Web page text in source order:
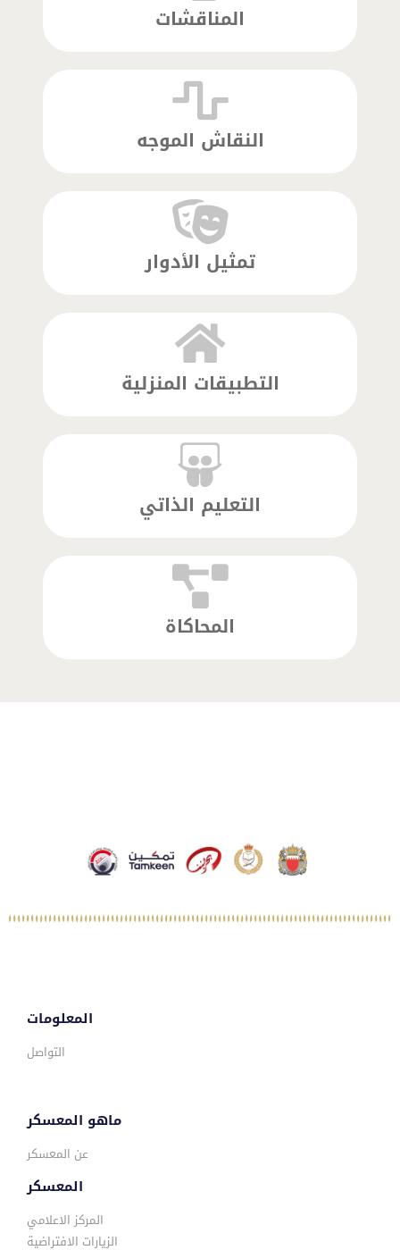
المناقشات
النقاش الموجه
تمثيل الأدوار
التطبيقات المنزلية
التعليم الذاتي
المحاكاة
المعلومات
التواصل
ماهو المعسكر
عن المعسكر
المعسكر
المركز الاعلامي
الزيارات الافتراضية